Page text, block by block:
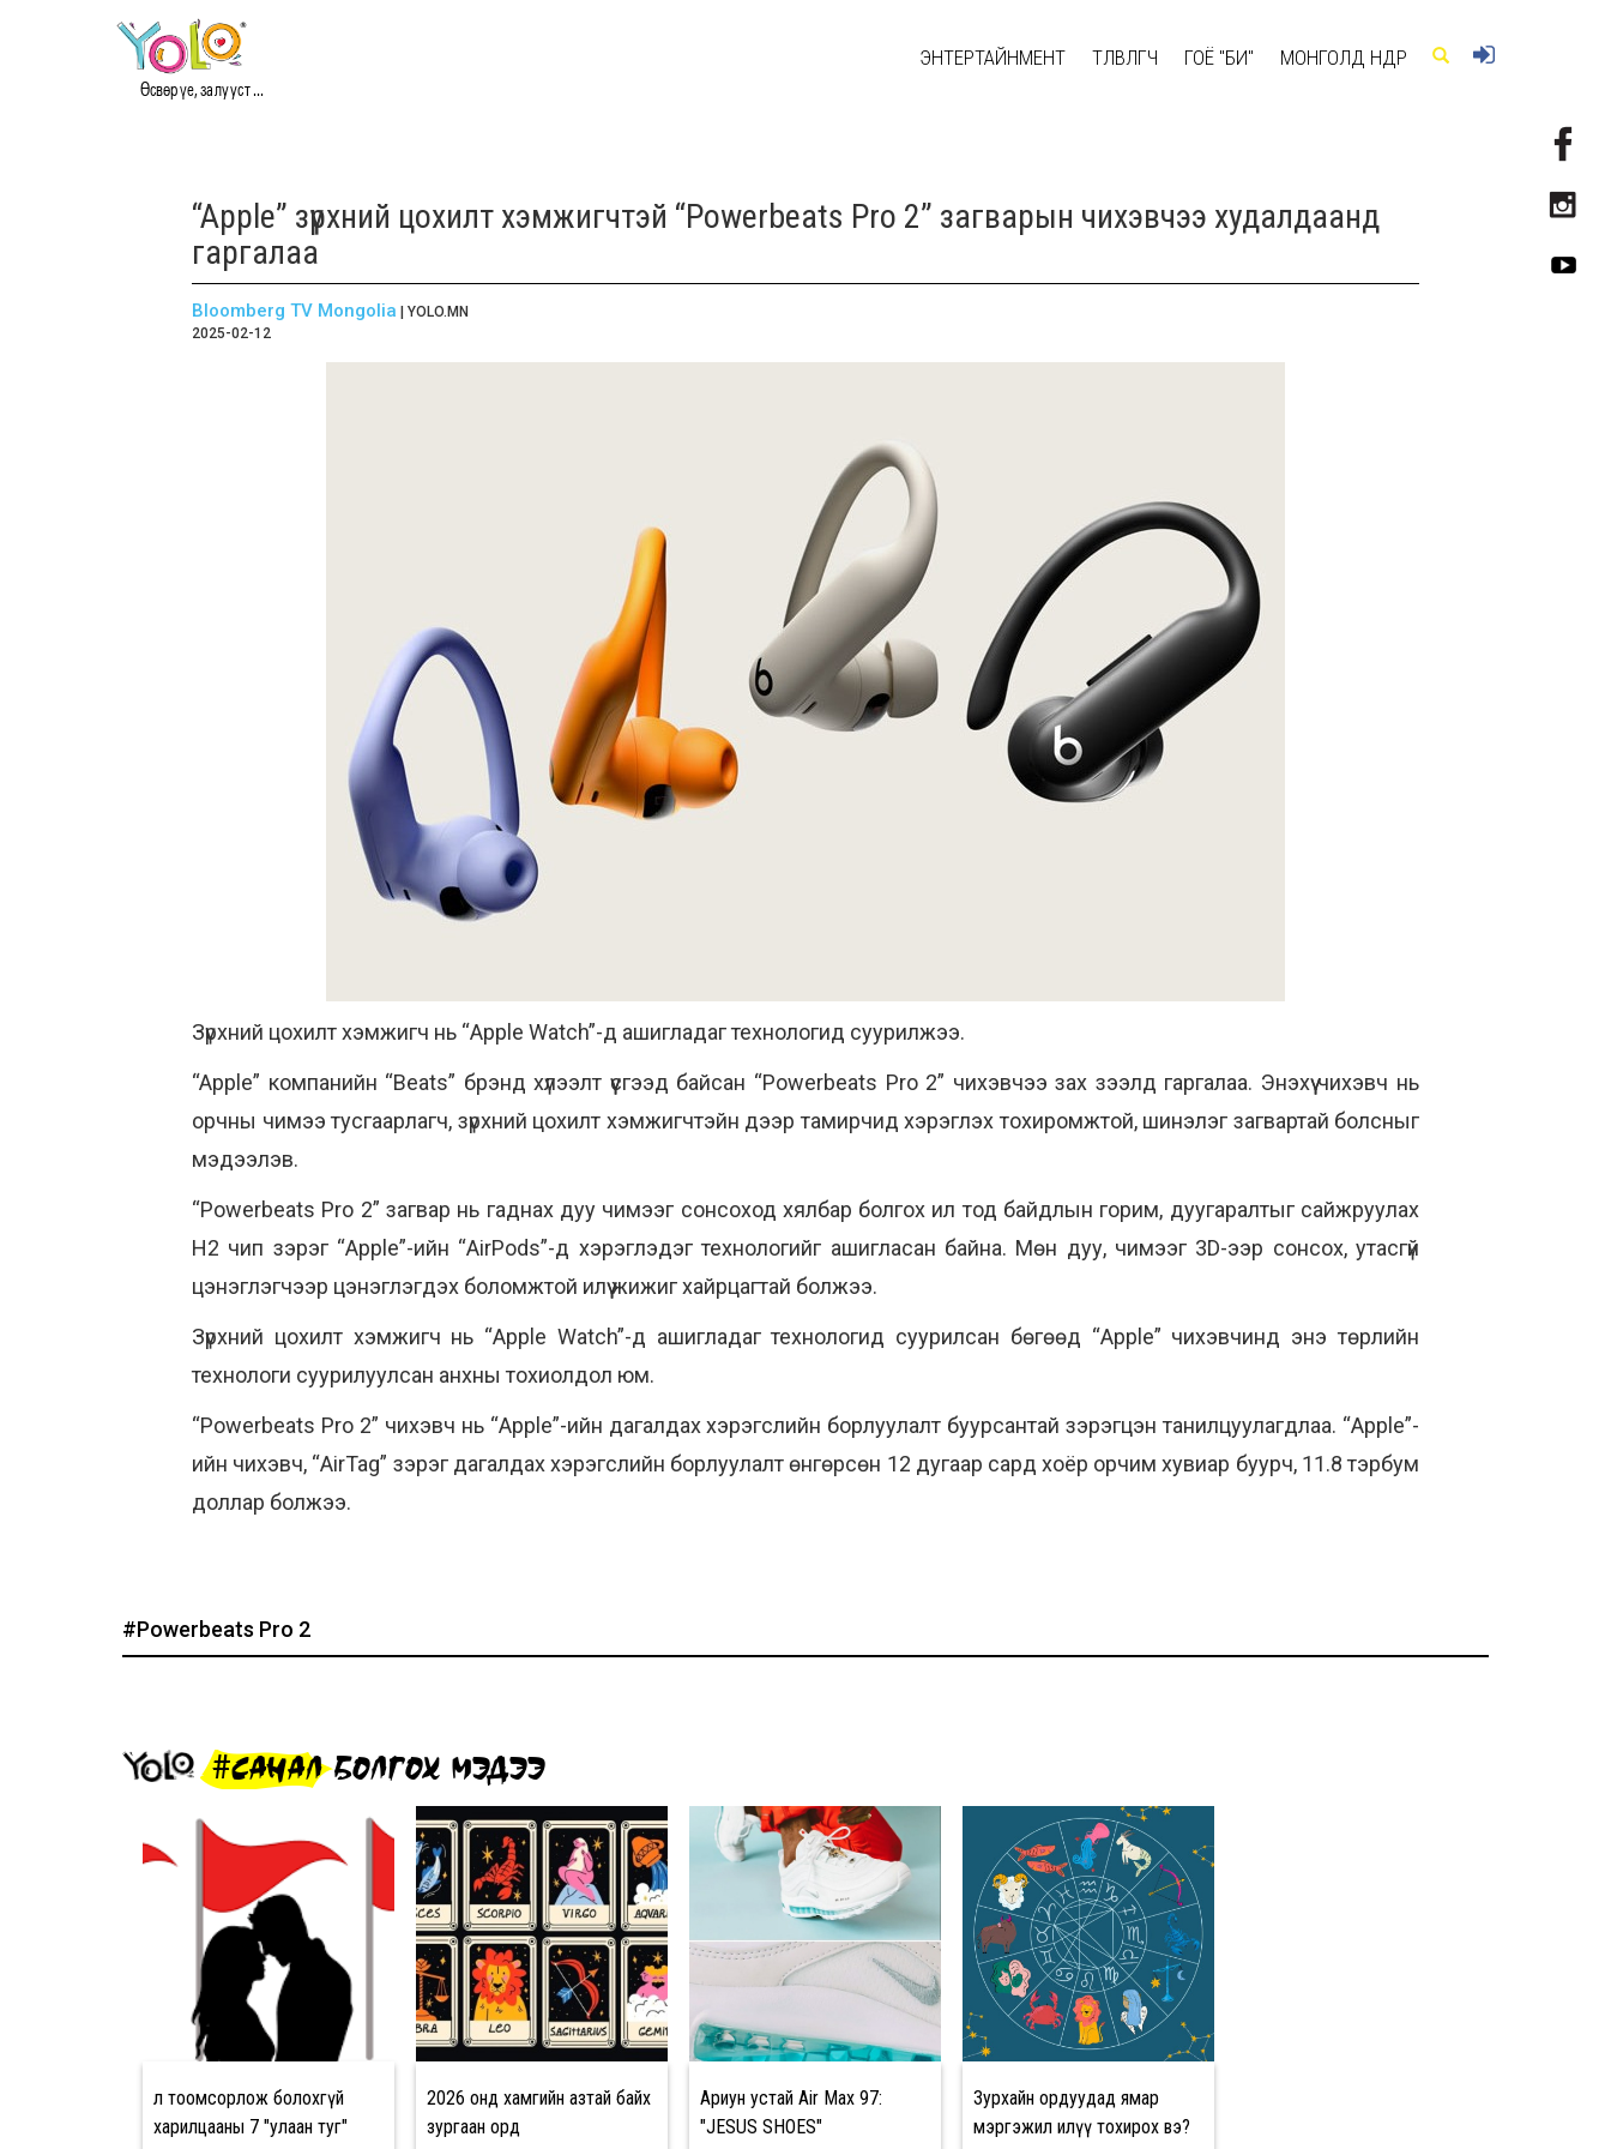
Өсвөр үе, залууст ...
ЭНТЕРТАЙНМЕНТ ТӨЛӨВЛӨГЧ ГОЁ "БИ" МОНГОЛД ӨНӨӨДӨР
“Apple” зүрхний цохилт хэмжигчтэй “Powerbeats Pro 2” загварын чихэвчээ худалдаанд
гаргалаа
Bloomberg TV Mongolia | YOLO.MN
2025-02-12
Зүрхний цохилт хэмжигч нь “Apple Watch”-д ашигладаг технологид суурилжээ.
“Apple” компанийн “Beats” брэнд хүлээлт үүсгээд байсан “Powerbeats Pro 2” чихэвчээ зах зээлд гаргалаа. Энэхүү чихэвч нь
орчны чимээ тусгаарлагч, зүрхний цохилт хэмжигчтэйн дээр тамирчид хэрэглэх тохиромжтой, шинэлэг загвартай болсныг
мэдээлэв.
“Powerbeats Pro 2” загвар нь гаднах дуу чимээг сонсоход хялбар болгох ил тод байдлын горим, дуугаралтыг сайжруулах
H2 чип зэрэг “Apple”-ийн “AirPods”-д хэрэглэдэг технологийг ашигласан байна. Мөн дуу, чимээг 3D-ээр сонсох, утасгүй
цэнэглэгчээр цэнэглэгдэх боломжтой илүү жижиг хайрцагтай болжээ.
Зүрхний цохилт хэмжигч нь “Apple Watch”-д ашигладаг технологид суурилсан бөгөөд “Apple” чихэвчинд энэ төрлийн
технологи суурилуулсан анхны тохиолдол юм.
“Powerbeats Pro 2” чихэвч нь “Apple”-ийн дагалдах хэрэгслийн борлуулалт буурсантай зэрэгцэн танилцуулагдлаа. “Apple”-
ийн чихэвч, “AirTag” зэрэг дагалдах хэрэгслийн борлуулалт өнгөрсөн 12 дугаар сард хоёр орчим хувиар буурч, 11.8 тэрбум
доллар болжээ.
#Powerbeats Pro 2
#САНАЛ БОЛГОХ МЭДЭЭ
Үл тоомсорлож болохгүй
харилцааны 7 "улаан туг"
2026 онд хамгийн азтай байх
зургаан орд
Ариун устай Air Max 97:
"JESUS SHOES"
Зурхайн ордуудад ямар
мэргэжил илүү тохирох вэ?